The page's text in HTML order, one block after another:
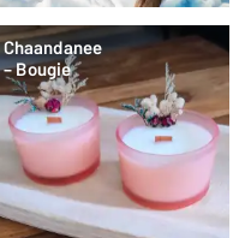
Chaandanee
– Bougie